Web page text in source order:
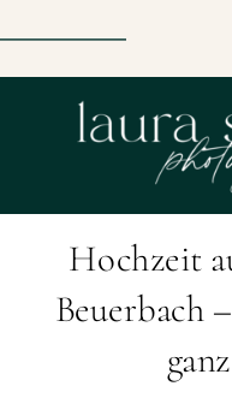
Hochzeit
Beuerbach